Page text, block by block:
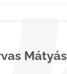
Mátyás